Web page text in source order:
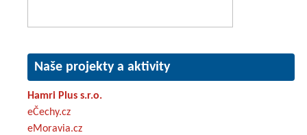
Naše projekty a aktivity
Hamri Plus s.r.o.
eČechy.cz
eMoravia.cz